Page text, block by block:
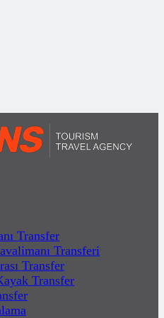
Transfer
Transferi
Transfer
Transfer